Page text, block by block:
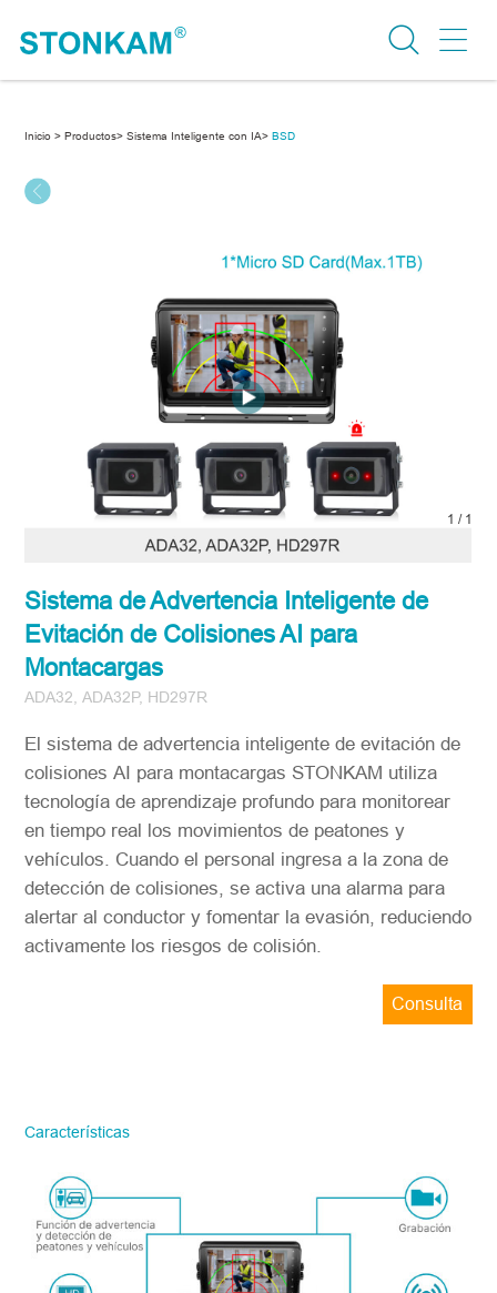
Inicio > Productos> Sistema Inteligente con IA> BSD
1 / 1
Sistema de Advertencia Inteligente de
Evitación de Colisiones AI para
Montacargas
ADA32, ADA32P, HD297R
El sistema de advertencia inteligente de evitación de
colisiones AI para montacargas STONKAM utiliza
tecnología de aprendizaje profundo para monitorear
en tiempo real los movimientos de peatones y
vehículos. Cuando el personal ingresa a la zona de
detección de colisiones, se activa una alarma para
alertar al conductor y fomentar la evasión, reduciendo
activamente los riesgos de colisión.
Consulta
región/país. ¡Te responderemos lo antes
Número del modelo
Características